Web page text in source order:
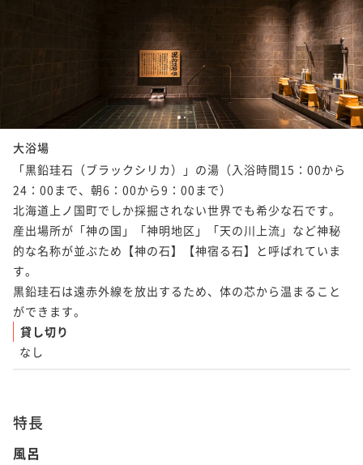
12
大浴場
「黒鉛珪石（ブラックシリカ）」の湯（入浴時間15：00から
24：00まで、朝6：00から9：00まで）
北海道上ノ国町でしか採掘されない世界でも希少な石です。
産出場所が「神の国」「神明地区」「天の川上流」など神秘
的な名称が並ぶため【神の石】【神宿る石】と呼ばれていま
す。
黒鉛珪石は遠赤外線を放出するため、体の芯から温まること
ができます。
貸し切り
なし
特長
風呂